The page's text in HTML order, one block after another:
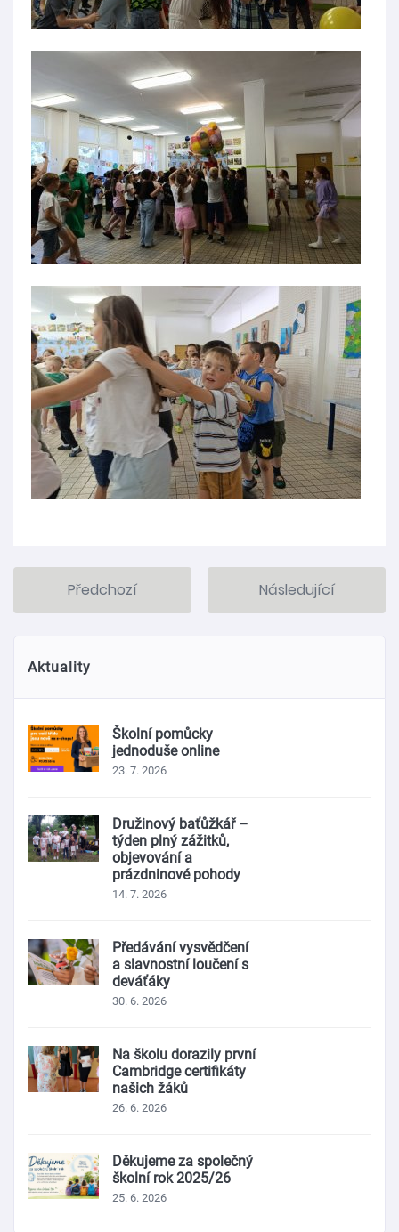
Předchozí Následující
Aktuality
Školní pomůcky
jednoduše online
23. 7. 2026
Družinový baťůžkář –
týden plný zážitků,
objevování a
prázdninové pohody
14. 7. 2026
Předávání vysvědčení
a slavnostní loučení s
deváťáky
30. 6. 2026
Na školu dorazily první
Cambridge certifikáty
našich žáků
26. 6. 2026
Děkujeme za společný
školní rok 2025/26
25. 6. 2026